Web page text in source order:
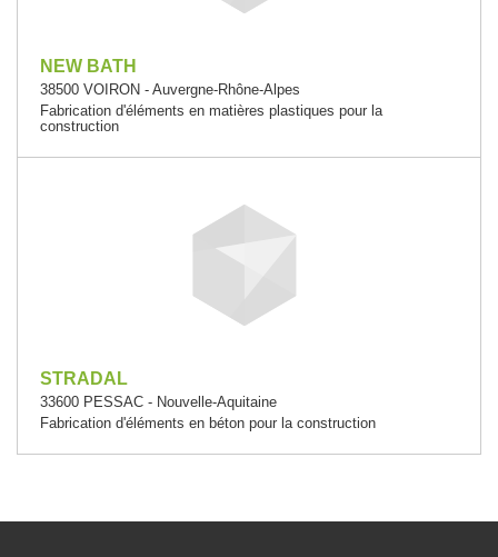
NEW BATH
38500 VOIRON - Auvergne-Rhône-Alpes
Fabrication d'éléments en matières plastiques pour la
construction
STRADAL
33600 PESSAC - Nouvelle-Aquitaine
Fabrication d'éléments en béton pour la construction